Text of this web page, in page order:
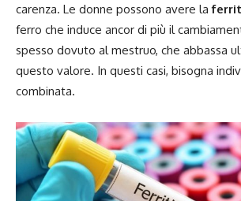
carenza. Le donne possono avere la
ferro che induce ancor di più il
spesso dovuto al mestruo, che abbassa
questo valore. In questi casi, bisogna
combinata.